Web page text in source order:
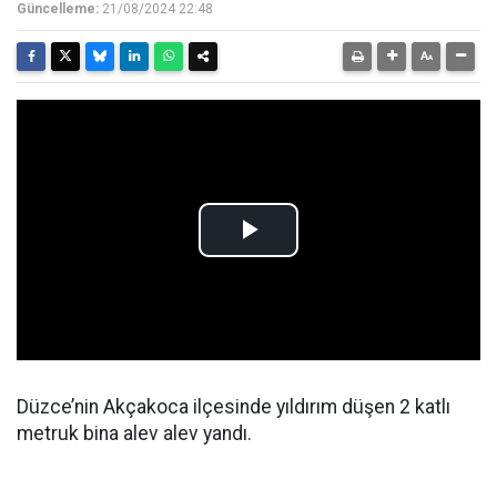
Güncelleme: 21/08/2024 22:48
Düzce’nin Akçakoca ilçesinde yıldırım düşen 2 katlı
metruk bina alev alev yandı.